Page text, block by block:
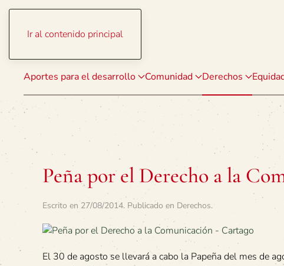
Ir al contenido principal
Aportes para el desarrollo Comunidad Derechos
Peña por el Derecho a la
Escrito en 27/08/2014. Publicado en Derechos.
El 30 de agosto se llevará a cabo la Papeña del mes de